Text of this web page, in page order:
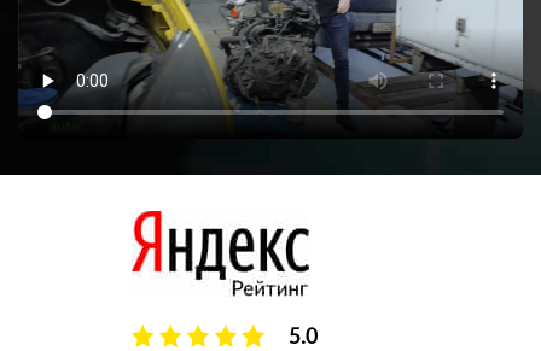
5.0